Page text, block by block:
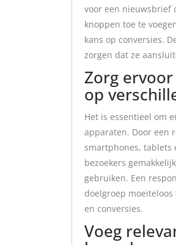
voor een nieuwsbrief
knoppen toe te
kans op conversies.
zorgen dat ze
Zorg
op
Het is essentieel om
apparaten. Door een
smartphones, tablets
bezoekers
gebruiken. Een
doelgroep
en conversies.
Voeg